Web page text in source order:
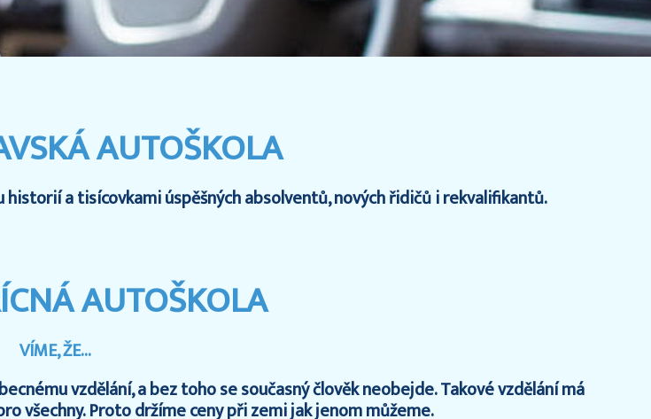
AUTOŠKOLA
a tisícovkami úspěšných absolventů, nových řidičů i rekvalifikantů.
AUTOŠKOLA
VÍME, ŽE...
vzdělání, a bez toho se současný člověk neobejde. Takové vzdělání má
všechny. Proto držíme ceny při zemi jak jenom můžeme.